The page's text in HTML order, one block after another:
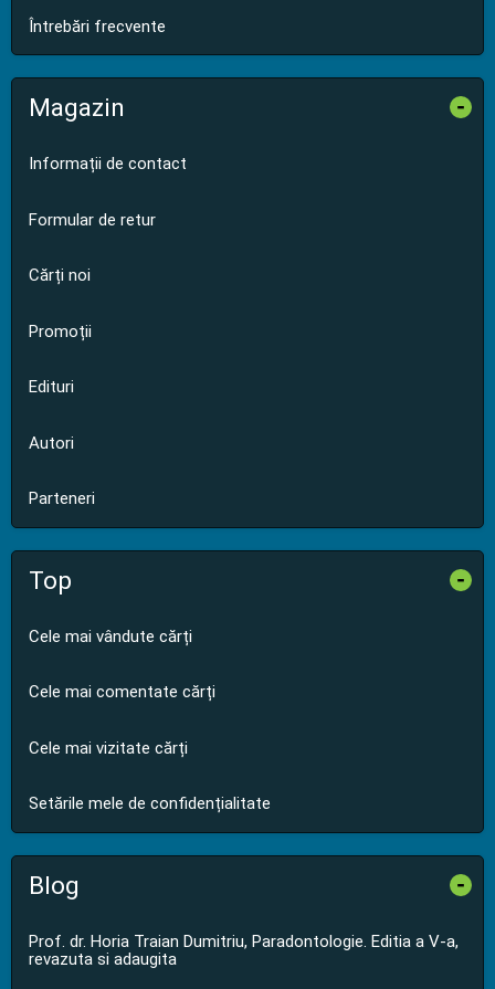
Întrebări frecvente
Magazin -
Informații de contact
Formular de retur
Cărți noi
Promoții
Edituri
Autori
Parteneri
Top -
Cele mai vândute cărți
Cele mai comentate cărți
Cele mai vizitate cărți
Setările mele de confidențialitate
Blog -
Prof. dr. Horia Traian Dumitriu, Paradontologie. Editia a V-a,
revazuta si adaugita